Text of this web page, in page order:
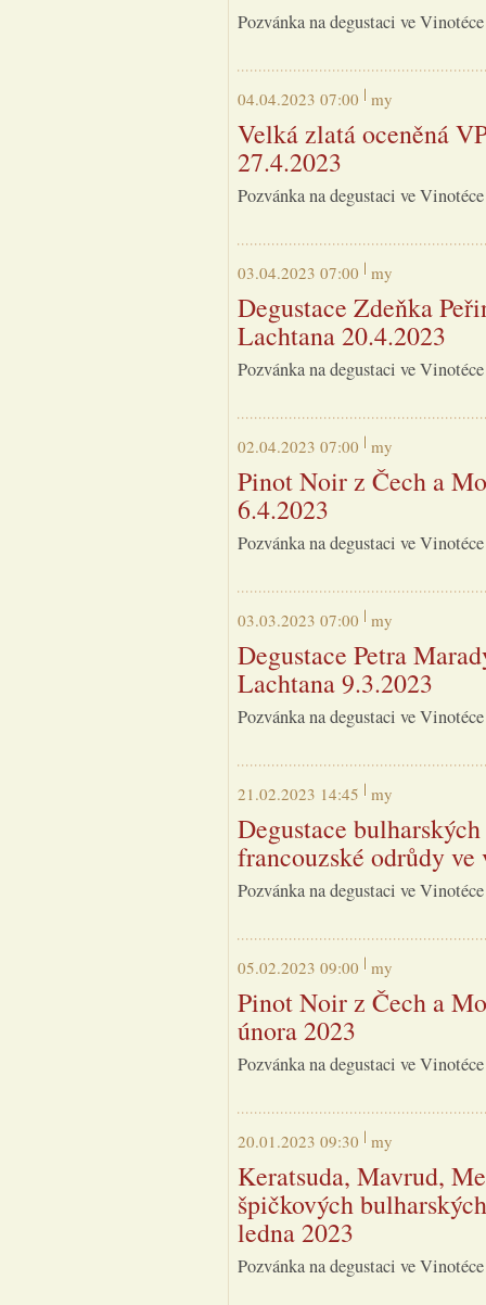
Pozvánka na degustaci ve
04.04.2023 07:00 my
Velká zlatá oceněná
27.4.2023
Pozvánka na degustaci ve
03.04.2023 07:00 my
Degustace Zdeňka
Lachtana 20.4.2023
Pozvánka na degustaci ve
02.04.2023 07:00 my
Pinot Noir z Čech a
6.4.2023
Pozvánka na degustaci ve
03.03.2023 07:00 my
Degustace Petra
Lachtana 9.3.2023
Pozvánka na degustaci ve
21.02.2023 14:45 my
Degustace
francouzské odrůdy
Pozvánka na degustaci ve
05.02.2023 09:00 my
Pinot Noir z Čech a
února 2023
Pozvánka na degustaci ve
20.01.2023 09:30 my
Keratsuda, Mavrud,
špičkových
ledna 2023
Pozvánka na degustaci ve